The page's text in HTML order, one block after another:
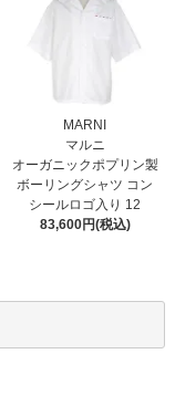
MARNI
マルニ
オーガニックポプリン製
ボーリングシャツ コン
シールロゴ入り 12
83,600円(税込)